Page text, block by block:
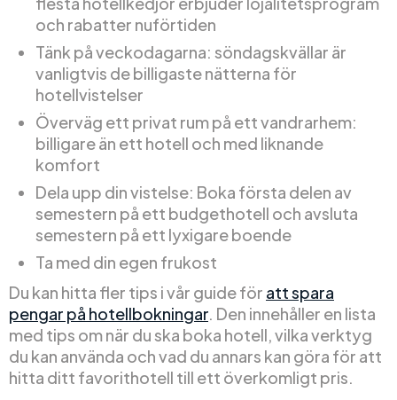
och rabatter nuförtiden
Tänk på veckodagarna: söndagskvällar är
vanligtvis de billigaste nätterna för
hotellvistelser
Överväg ett privat rum på ett vandrarhem:
billigare än ett hotell och med liknande
komfort
Dela upp din vistelse: Boka första delen av
semestern på ett budgethotell och avsluta
semestern på ett lyxigare boende
Ta med din egen frukost
Du kan hitta fler tips i vår guide för att spara
pengar på hotellbokningar . Den innehåller en lista
med tips om när du ska boka hotell, vilka verktyg
du kan använda och vad du annars kan göra för att
hitta ditt favorithotell till ett överkomligt pris.